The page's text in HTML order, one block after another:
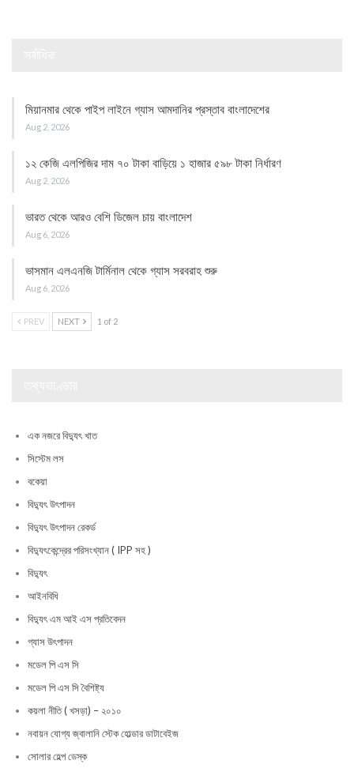
মিয়ানমার থেকে পাইপ লাইনে গ্যাস আমদানির প্রস্তাব বাংলাদেশের
Aug 2, 2026
১২ কেজি এলপিজির দাম ৭০ টাকা বাড়িয়ে ১ হাজার ৫৯৮ টাকা নির্ধারণ
Aug 2, 2026
ভারত থেকে আরও বেশি ডিজেল চায় বাংলাদেশ
Aug 6, 2026
ভাসমান এলএনজি টার্মিনাল থেকে গ্যাস সরবরাহ শুরু
Aug 6, 2026
PREV NEXT 1 of 2
এক নজরে বিদ্যুৎ খাত
সিস্টেম লস
বকেয়া
বিদ্যুৎ উৎপাদন
বিদ্যুৎ উৎপাদন রেকর্ড
বিদ্যুৎকেন্দ্রের পরিসংখ্যান ( IPP সহ )
বিদ্যুৎ
আইনবিধি
বিদ্যুৎ এম আই এস প্রতিবেদন
গ্যাস উৎপাদন
মডেল পি এস সি
মডেল পি এস সি বৈশিষ্ট্য
কয়লা নীতি ( খসড়া) – ২০১০
নবায়ন যোগ্য জ্বালানি স্টেক হোল্ডার ডাটাবেইজ
সোলার হেল্প ডেস্ক